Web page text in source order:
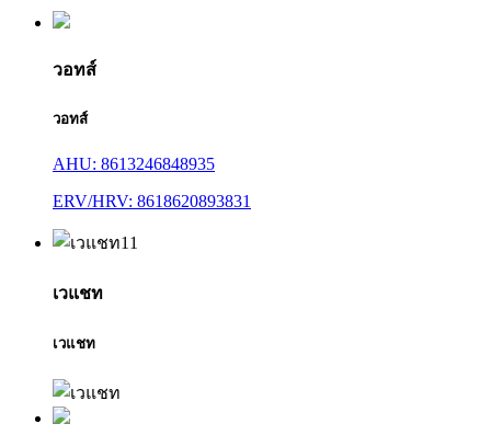
วอทส์
วอทส์
AHU: 8613246848935
ERV/HRV: 8618620893831
เวแชท
เวแชท